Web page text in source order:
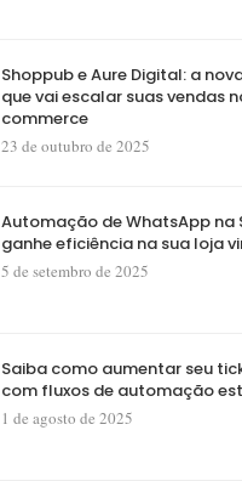
Shoppub e Aure Digital: a
que vai escalar suas vendas
commerce
23 de outubro de 2025
Automação de WhatsApp na
ganhe eficiência na sua loja
5 de setembro de 2025
Saiba como aumentar seu
com fluxos de automação
1 de agosto de 2025